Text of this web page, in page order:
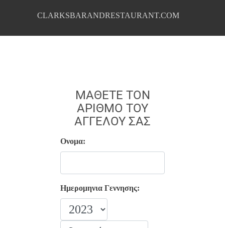
CLARKSBARANDRESTAURANT.COM
ΜΆΘΕΤΕ ΤΟΝ
ΑΡΙΘΜΌ ΤΟΥ
ΑΓΓΈΛΟΥ ΣΑΣ
Ονομα:
Ημερομηνια Γεννησης: